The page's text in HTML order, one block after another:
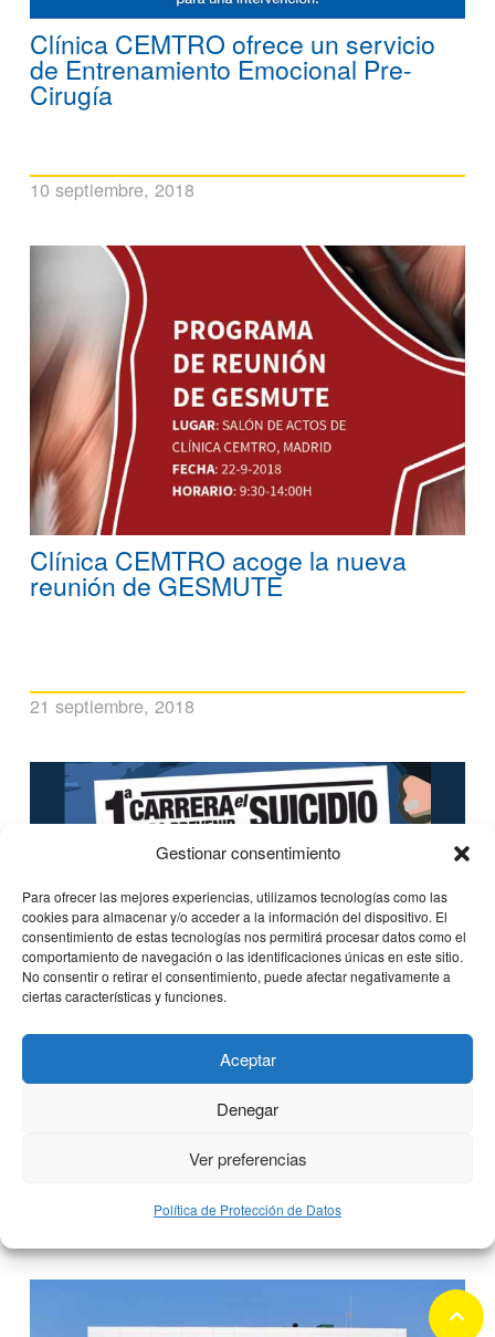
Gestionar consentimiento
Para ofrecer las mejores experiencias, utilizamos tecnologías como las
cookies para almacenar y/o acceder a la información del dispositivo. El
consentimiento de estas tecnologías nos permitirá procesar datos como el
comportamiento de navegación o las identificaciones únicas en este sitio.
No consentir o retirar el consentimiento, puede afectar negativamente a
ciertas características y funciones.
Aceptar
Denegar
Ver preferencias
Política de Protección de Datos
Clínica CEMTRO ofrece un servicio
de Entrenamiento Emocional Pre-
Cirugía
10 septiembre, 2018
Clínica CEMTRO acoge la nueva
reunión de GESMUTE
21 septiembre, 2018
Clínica CEMTRO colabora con la I
Carrera para prevenir el Suicidio
3 octubre, 2018
keyboard_arrow_up